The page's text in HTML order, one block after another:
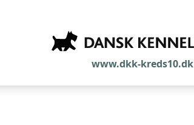
www.dkk-kreds10.dk